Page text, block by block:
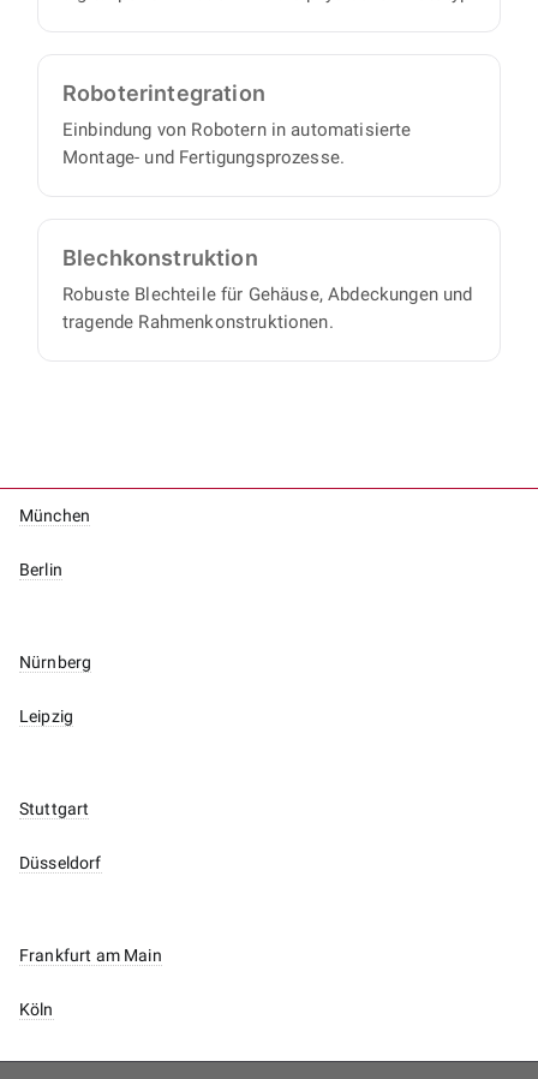
Roboter­integration
Einbindung von Robotern in automatisierte
Montage- und Fertigungsprozesse.
Blech­konstruktion
Robuste Blechteile für Gehäuse, Abdeckungen und
tragende Rahmenkonstruktionen.
München
Berlin
Nürnberg
Leipzig
Stuttgart
Düsseldorf
Frankfurt am Main
Köln